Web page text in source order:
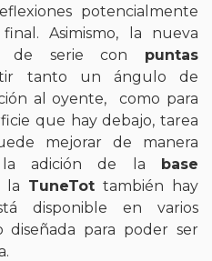
potencialmente
Asimismo, la nueva
de serie con puntas
tanto un ángulo de
al oyente, como para
que hay debajo, tarea
mejorar de manera
la adición de la base
la TuneTot también hay
disponible en varios
diseñada para poder ser